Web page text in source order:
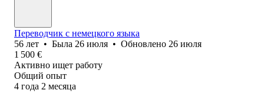
Переводчик с немецкого языка
56 лет • Была 26 июля • Обновлено 26 июля
1 500 €
Активно ищет работу
Общий опыт
4 года 2 месяца